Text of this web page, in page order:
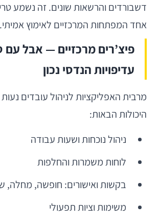
דשבורדים והרשאות שונים. זה נשמע
אחד המפתחות המרכזיים לאימוץ אמיתי.
פיצ’רים מרכזיים — אבל עם
עדיפויות הנדסי נכון
מרבית האפליקציות לניהול עובדים
היכולות הבאות:
ניהול נוכחות ושעות עבודה
לוחות משמרות והחלפות
בקשות ואישורים: חופשה, מחלה,
משימות וציות תפעולי